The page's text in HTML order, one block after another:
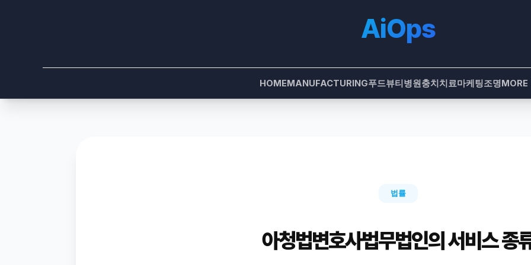
AiOps
HOMEMANUFACTURING푸드뷰티병원충치치료마케팅조명MORE
법률
아청법변호사법무법인의 서비스 종